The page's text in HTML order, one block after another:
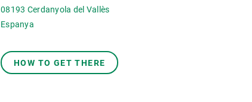
08193 Cerdanyola del Vallès
Espanya
HOW TO GET THERE